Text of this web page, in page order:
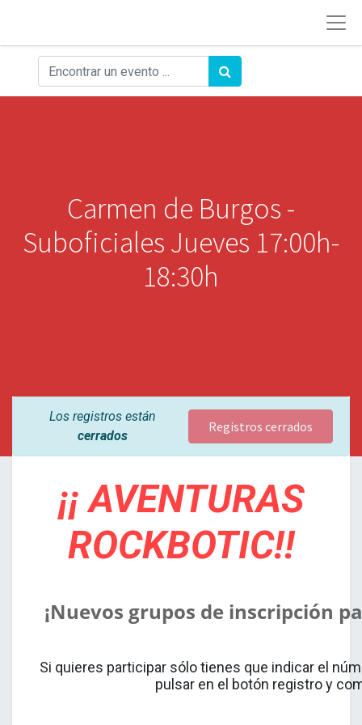
Carmen de Burgos -
Suboficiales Jueves 17:00h-
18:30h
Los registros están
cerrados
Registros cerrados
¡¡ AVENTURAS
ROCKBOTIC!!
¡Nuevos grupos de inscripción
Si quieres participar sólo tienes que indicar el
pulsar en el botón registro y